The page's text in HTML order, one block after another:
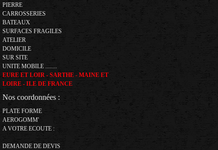
PIERRE
CARROSSERIES
BATEAUX
SURFACES FRAGILES
ATELIER
DOMICILE
SUR SITE
UNITE MOBILE ........
EURE ET LOIR - SARTHE - MAINE ET
LOIRE - ILE DE FRANCE
Nos coordonnées :
PLATE FORME
AEROGOMM'
A VOTRE ECOUTE :
DEMANDE DE DEVIS